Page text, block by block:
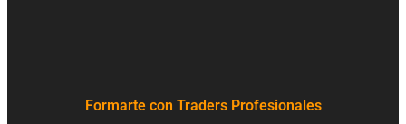
Formarte con Traders Profesionales